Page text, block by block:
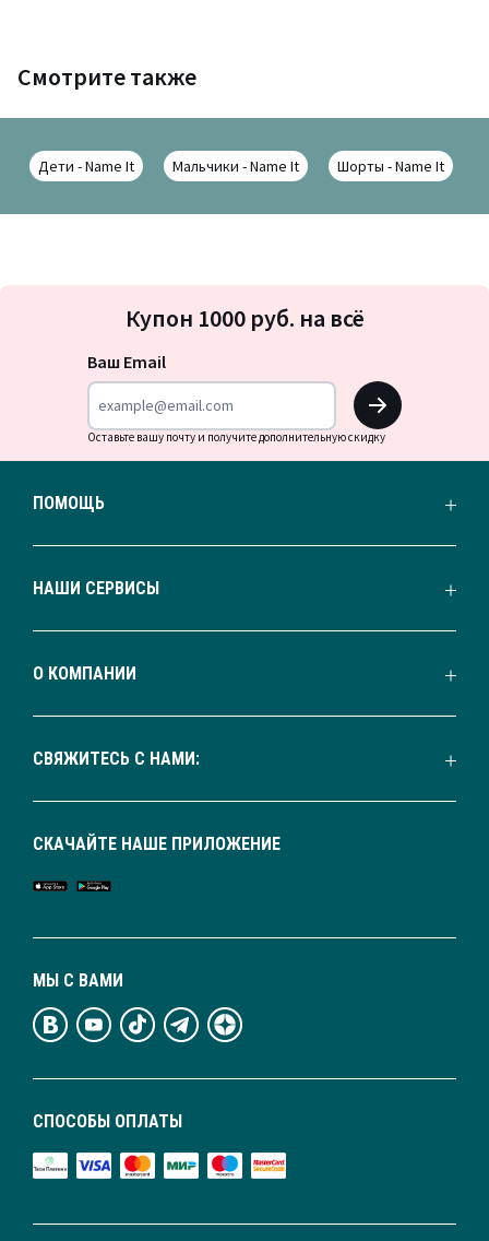
Смотрите также
Дети - Name It Мальчики - Name It Шорты - Name It
на
Купон 1000 руб. на всё
Ваш Email
OK
Оставьте вашу почту и получите дополнительную скидку
ПОМОЩЬ
НАШИ СЕРВИСЫ
О КОМПАНИИ
СВЯЖИТЕСЬ С НАМИ:
СПОСОБЫ ОПЛАТЫ
МЫ С ВАМИ
СКАЧАЙТЕ НАШЕ ПРИЛОЖЕНИЕ